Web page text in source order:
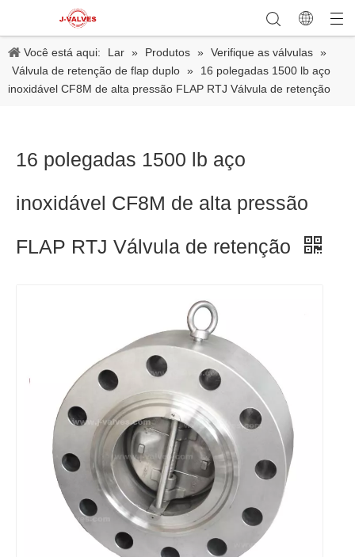
Você está aqui: Lar » Produtos » Verifique as válvulas »
Válvula de retenção de flap duplo »
16 polegadas 1500 lb aço
inoxidável CF8M de alta pressão FLAP RTJ Válvula de retenção
16 polegadas 1500 lb aço
inoxidável CF8M de alta pressão
FLAP RTJ Válvula de retenção